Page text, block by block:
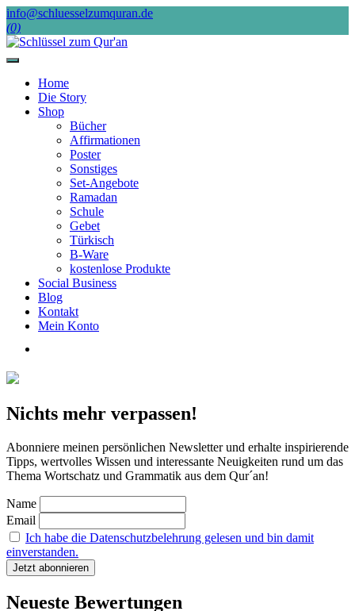
Skip
to
content
info@schluesselzumquran.de
(0)
Home
Die Story
Shop
Bücher
Affirmationen
Poster
Sonstiges
Set-Angebote
Ramadan
Schule
Gebet
Türkisch
B-Ware
kostenlose Produkte
Social Business
Blog
Kontakt
Mein Konto
Nichts mehr verpassen!
Abonniere meinen persönlichen Newsletter und erhalte inspirierende
Tipps, wertvolles Wissen und interessante Neuigkeiten rund um das
Thema Wortschatz und Grammatik aus dem Qur´an!
Name
Email
Ich habe die Datenschutzbelehrung gelesen und bin damit
einverstanden.
Neueste Bewertungen